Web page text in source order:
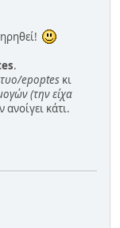
.
epoptes κι
(την είχα
ανοίγει κάτι.